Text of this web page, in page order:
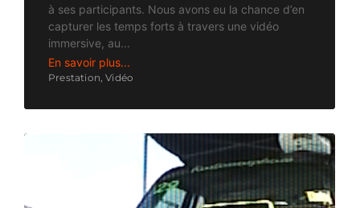
à ses participants. Nous avons eu la chance d’en
capturer les temps forts à travers une vidéo
immersive, au...
En savoir plus...
Prestation, Vidéo